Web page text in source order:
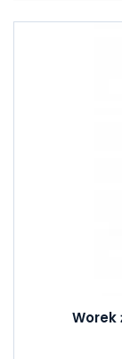
Worek